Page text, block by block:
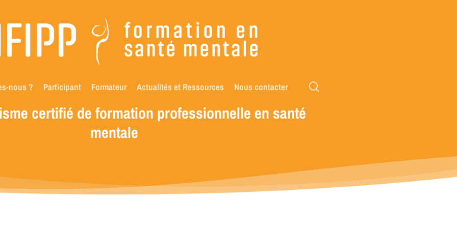
nous ? Participant Formateur Actualités et Ressources Nous contacter
certifié de formation professionnelle en santé
mentale